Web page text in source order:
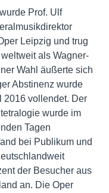
Prof. Ulf
Leipzig und trug
als Wagner-
Wahl äußerte sich
Abstinenz wurde
2016 vollendet. Der
wurde im
Tagen
bei Publikum und
der Besucher aus
an. Die Oper